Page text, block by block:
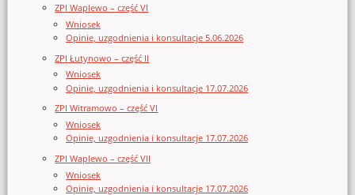
ZPI Waplewo – część VI
Wniosek
Opinie, uzgodnienia i konsultacje 5.06.2026
ZPI Łutynowo – część II
Wniosek
Opinie, uzgodnienia i konsultacje 17.07.2026
ZPI Witramowo – część VI
Wniosek
Opinie, uzgodnienia i konsultacje 17.07.2026
ZPI Waplewo – część VII
Wniosek
Opinie, uzgodnienia i konsultacje 17.07.2026